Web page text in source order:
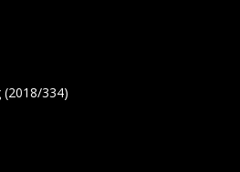
334)